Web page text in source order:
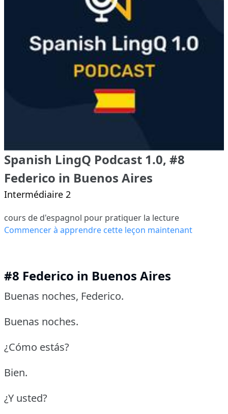
Spanish LingQ Podcast 1.0, #8
Federico in Buenos Aires
Intermédiaire 2
cours de d'espagnol pour pratiquer la lecture
Commencer à apprendre cette leçon maintenant
#8 Federico in Buenos Aires
Buenas noches, Federico.
Buenas noches.
¿Cómo estás?
Bien.
¿Y usted?